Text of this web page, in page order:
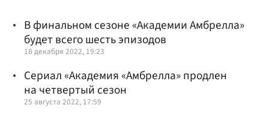
В финальном сезоне «Академии Амбрелла»
будет всего шесть эпизодов
18 декабря 2022, 19:23
Сериал «Академия «Амбрелла» продлен
на четвертый сезон
25 августа 2022, 17:59